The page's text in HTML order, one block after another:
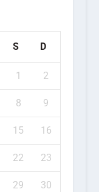
S D
1 2
8 9
15 16
22 23
29 30